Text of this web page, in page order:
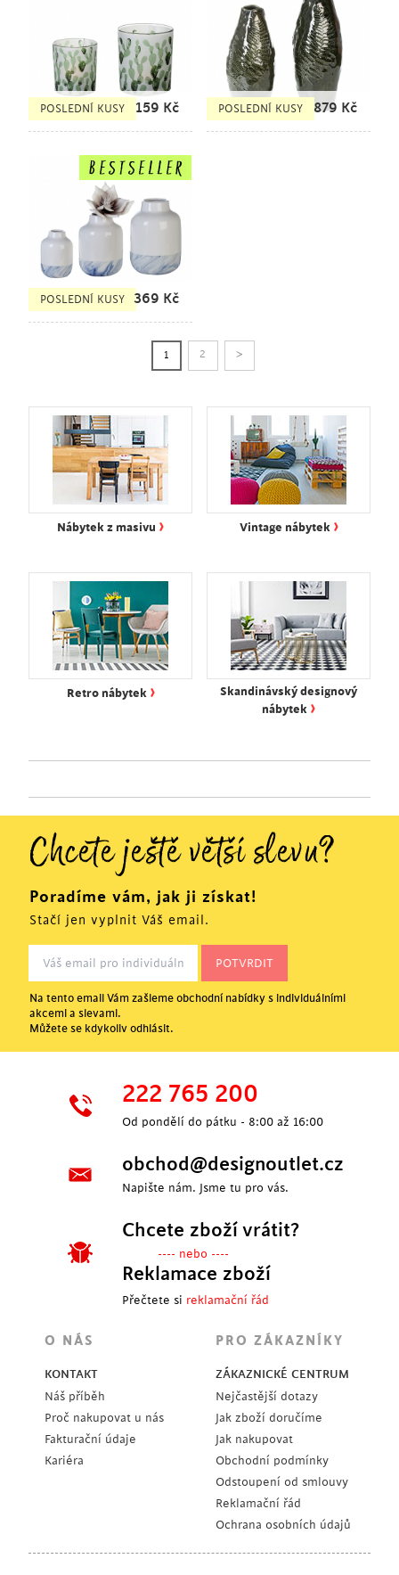
POSLEDNÍ KUSY 159 Kč POSLEDNÍ KUSY 879 Kč
POSLEDNÍ KUSY 369 Kč
1 2 >
Nábytek z masivu › Vintage nábytek ›
Retro nábytek ›
Skandinávský designový
nábytek ›
Chcete ještě větší slevu?
Poradíme vám, jak ji získat!
Stačí jen vyplnit Váš email.
Na tento email Vám zašleme obchodní nabídky s individuálními
akcemi a slevami.
Můžete se kdykoliv odhlásit.
222 765 200
Od pondělí do pátku - 8:00 až 16:00
obchod@designoutlet.cz
Napište nám. Jsme tu pro vás.
Chcete zboží vrátit?
---- nebo ----
Reklamace zboží
Přečtete si reklamační řád
O NÁS
KONTAKT
Náš příběh
Proč nakupovat u nás
Fakturační údaje
Kariéra
PRO ZÁKAZNÍKY
ZÁKAZNICKÉ CENTRUM
Nejčastější dotazy
Jak zboží doručíme
Jak nakupovat
Obchodní podmínky
Odstoupení od smlouvy
Reklamační řád
Ochrana osobních údajů